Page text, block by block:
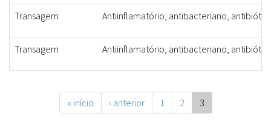
Transagem Antiinflamatório, antibacteriano,
Transagem Antiinflamatório, antibacteriano,
« início ‹ anterior 1 2 3